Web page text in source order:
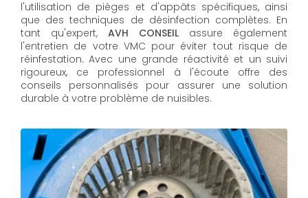
l'utilisation de pièges et d'appâts spécifiques, ainsi
que des techniques de désinfection complètes. En
tant qu'expert, AVH CONSEIL assure également
l'entretien de votre VMC pour éviter tout risque de
réinfestation. Avec une grande réactivité et un suivi
rigoureux, ce professionnel à l'écoute offre des
conseils personnalisés pour assurer une solution
durable à votre problème de nuisibles.